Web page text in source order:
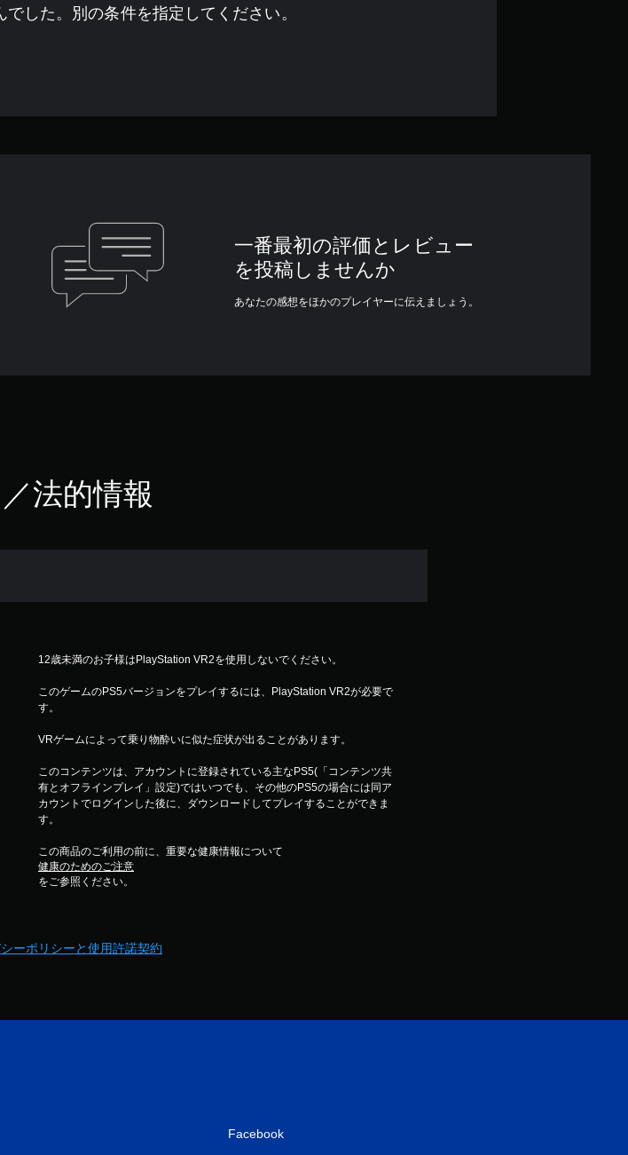
した。別の条件を指定してください。
一番最初の評価とレビュー
を投稿しませんか
あなたの感想をほかのプレイヤーに伝えましょう。
法的情報
12歳未満のお子様はPlayStation VR2を使用しないでください。
このゲームのPS5バージョンをプレイするには、PlayStation VR2が必要で
す。
VRゲームによって乗り物酔いに似た症状が出ることがあります。
このコンテンツは、アカウントに登録されている主なPS5(「コンテンツ共
有とオフラインプレイ」設定)ではいつでも、その他のPS5の場合には同ア
カウントでログインした後に、ダウンロードしてプレイすることができま
す。
この商品のご利用の前に、重要な健康情報について
健康のためのご注意
をご参照ください。
ーポリシーと使用許諾契約
Facebook